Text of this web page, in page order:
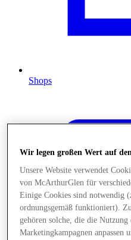
Shops
Wir legen großen Wert auf
Unsere Website verwendet
von McArthurGlen für
Einige Cookies sind notwendig
ordnungsgemäß funktioniert).
gehören solche, die die Nutzung
Marketingkampagnen anpassen